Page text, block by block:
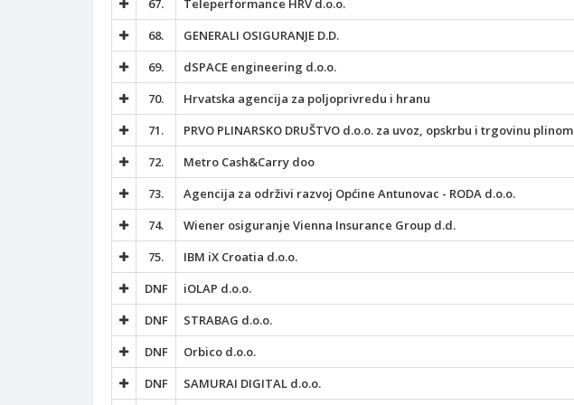
67. Teleperformance HRV d.o.o.
68.
GENERALI OSIGURANJE D.D.
69.
dSPACE engineering d.o.o.
70.
Hrvatska agencija za poljoprivredu i hranu
71.
PRVO PLINARSKO DRUŠTVO d.o.o. za uvoz, opskrbu i trgovinu plinom
72.
Metro Cash&Carry doo
73.
Agencija za održivi razvoj Općine Antunovac - RODA d.o.o.
74.
Wiener osiguranje Vienna Insurance Group d.d.
75.
IBM iX Croatia d.o.o.
DNF
iOLAP d.o.o.
DNF
STRABAG d.o.o.
DNF
Orbico d.o.o.
DNF
SAMURAI DIGITAL d.o.o.